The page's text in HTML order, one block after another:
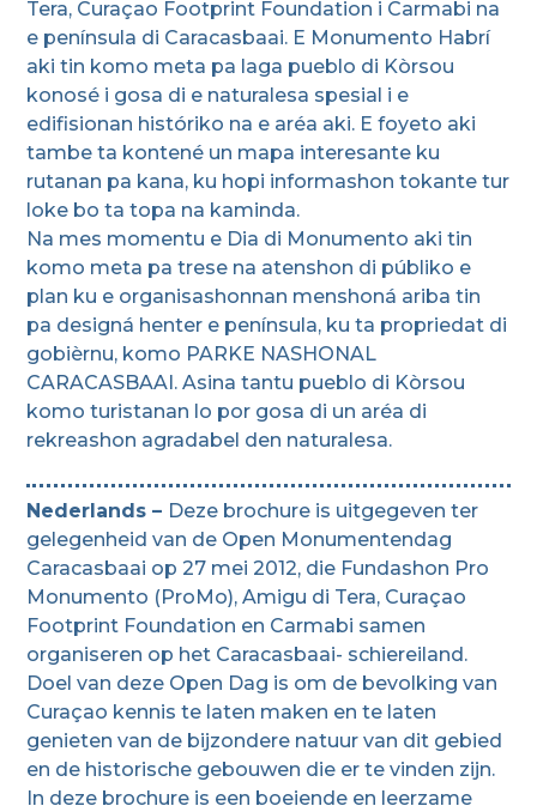
Tera, Curaçao Footprint Foundation i Carmabi na
e península di Caracasbaai. E Monumento Habrí
aki tin komo meta pa laga pueblo di Kòrsou
konosé i gosa di e naturalesa spesial i e
edifisionan históriko na e aréa aki. E foyeto aki
tambe ta kontené un mapa interesante ku
rutanan pa kana, ku hopi informashon tokante tur
loke bo ta topa na kaminda.
Na mes momentu e Dia di Monumento aki tin
komo meta pa trese na atenshon di públiko e
plan ku e organisashonnan menshoná ariba tin
pa designá henter e península, ku ta propriedat di
gobièrnu, komo PARKE NASHONAL
CARACASBAAI. Asina tantu pueblo di Kòrsou
komo turistanan lo por gosa di un aréa di
rekreashon agradabel den naturalesa.
Nederlands – Deze brochure is uitgegeven ter
gelegenheid van de Open Monumentendag
Caracasbaai op 27 mei 2012, die Fundashon Pro
Monumento (ProMo), Amigu di Tera, Curaçao
Footprint Foundation en Carmabi samen
organiseren op het Caracasbaai- schiereiland.
Doel van deze Open Dag is om de bevolking van
Curaçao kennis te laten maken en te laten
genieten van de bijzondere natuur van dit gebied
en de historische gebouwen die er te vinden zijn.
In deze brochure is een boeiende en leerzame